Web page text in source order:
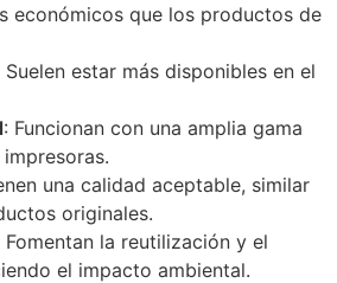
económicos que los productos de
Suelen estar más disponibles en el
: Funcionan con una amplia gama
una calidad aceptable, similar
originales.
Fomentan la reutilización y el
el impacto ambiental.